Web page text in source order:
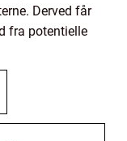
Derved får
fra potentielle